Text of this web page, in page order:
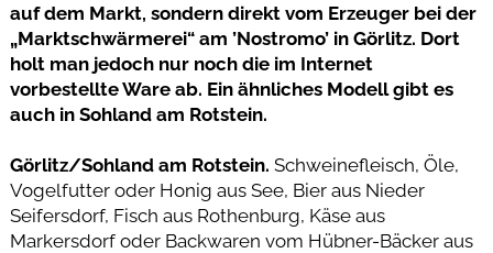
auf dem Markt, sondern direkt vom Erzeuger bei der
„Marktschwärmerei“ am ’Nostromo’ in Görlitz. Dort
holt man jedoch nur noch die im Internet
vorbestellte Ware ab. Ein ähnliches Modell gibt es
auch in Sohland am Rotstein.
Görlitz/Sohland am Rotstein. Schweinefleisch, Öle,
Vogelfutter oder Honig aus See, Bier aus Nieder
Seifersdorf, Fisch aus Rothenburg, Käse aus
Markersdorf oder Backwaren vom Hübner-Bäcker aus